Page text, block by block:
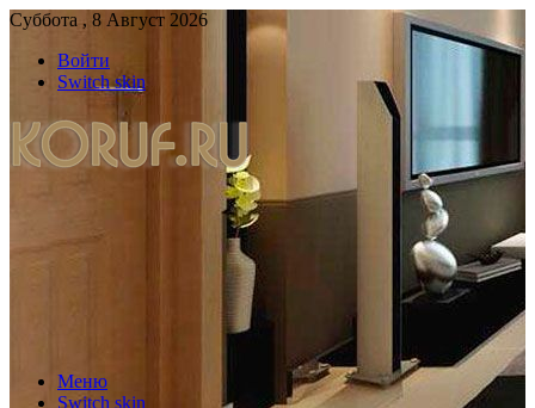
Суббота , 8 Август 2026
Войти
Switch skin
Меню
Switch skin